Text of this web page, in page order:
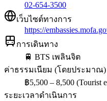
02-654-3500
เว็บไซต์ทางการ
https://
การเดินทาง
🚆 BTS เพลินจิต
ค่าธรรมเนียม (โดยประมาณ)
฿5,500 – 8,500 (Tourist
ระยะเวลาดำเนินการ